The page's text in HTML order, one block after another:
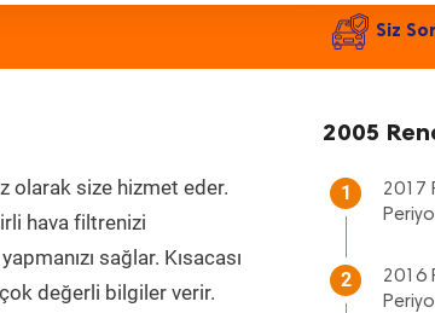
Siz
olarak size hizmet eder.
hava filtrenizi
sağlar. Kısacası
değerli bilgiler verir.
2005
1
2017
2
2016